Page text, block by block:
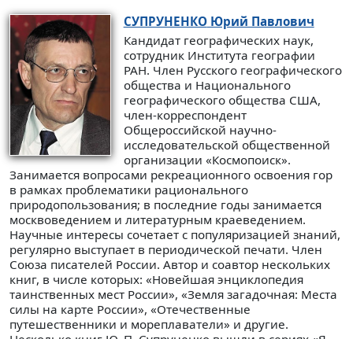
СУПРУНЕНКОЮрий Павлович
Кандидат географических наук,
сотрудник Института географии
РАН. Член Русского географического
общества и Национального
географического общества США,
член-корреспондент
Общероссийской научно-
исследовательской общественной
организации «Космопоиск».
Занимается вопросами рекреационного освоения гор
в рамках проблематики рационального
природопользования; в последние годы занимается
москвоведением и литературным краеведением.
Научные интересы сочетает с популяризацией знаний,
регулярно выступает в периодической печати. Член
Союза писателей России. Автор и соавтор нескольких
книг, в числе которых: «Новейшая энциклопедия
таинственных мест России», «Земля загадочная: Места
силы на карте России», «Отечественные
путешественники и мореплаватели» и другие.